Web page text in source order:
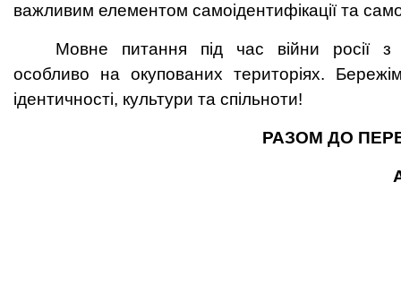
важливим елементом самоідентифікації та
Мовне питання під час війни росії з
особливо на окупованих територіях.
ідентичності, культури та спільноти!
РАЗОМ ДО